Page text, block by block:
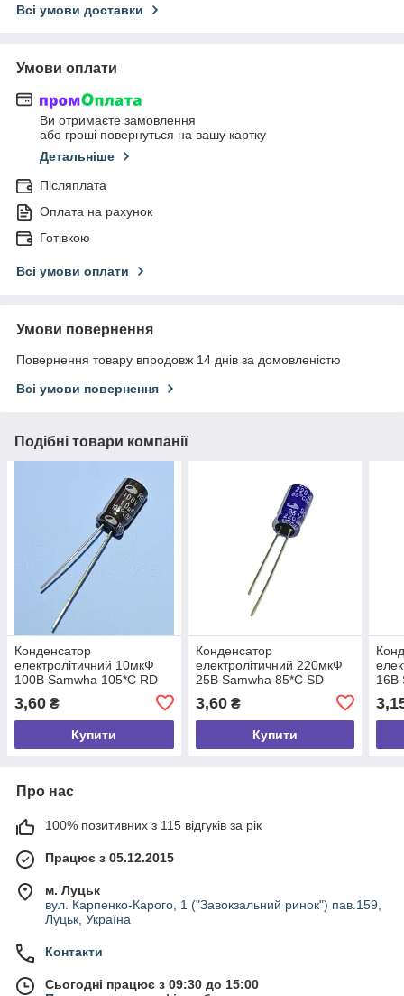
Всі умови доставки
Умови оплати
Ви отримаєте замовлення
або гроші повернуться на вашу картку
Детальніше
Післяплата
Оплата на рахунок
Готівкою
Всі умови оплати
Умови повернення
Повернення товару впродовж 14 днів за домовленістю
Всі умови повернення
Подібні товари компанії
Конденсатор
електролітичний 10мкФ
100В Samwha 105*С RD
3,60 ₴
Купити
Конденсатор
електролітичний 220мкФ
25В Samwha 85*С SD
3,60₴
Купити
16В
Про нас
100% позитивних з 115 відгуків за рік
Працює з 05.12.2015
м. Луцьк
вул. Карпенко-Карого, 1 ("Завокзальний ринок") пав.159,
Луцьк, Україна
Контакти
Сьогодні працює з 09:30 до 15:00